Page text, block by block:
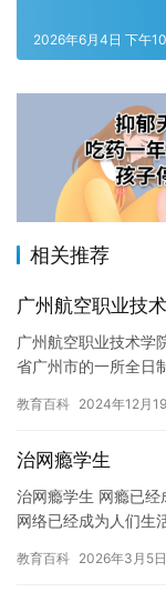
2026年6月4日 下午
相关推荐
广州航空职业技
广州航空职业技术学
省广州市的一所全日
教育百科 2024年12月
治网瘾学生
治网瘾学生 网瘾已经
网络已经成为人们生
理健…
教育百科 2026年3月5日